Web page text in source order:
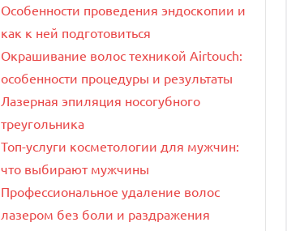
Особенности проведения эндоскопии и
как к ней подготовиться
Окрашивание волос техникой Airtouch:
особенности процедуры и результаты
Лазерная эпиляция носогубного
треугольника
Топ-услуги косметологии для мужчин:
что выбирают мужчины
Профессиональное удаление волос
лазером без боли и раздражения